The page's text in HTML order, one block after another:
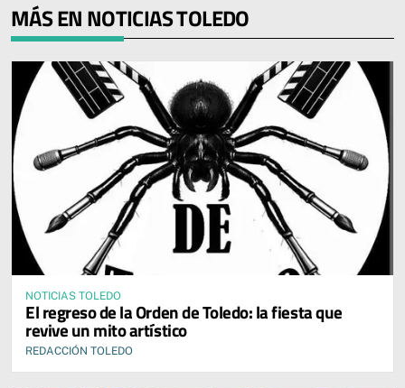
MÁS EN NOTICIAS TOLEDO
NOTICIAS TOLEDO
El regreso de la Orden de Toledo: la fiesta que
revive un mito artístico
REDACCIÓN TOLEDO